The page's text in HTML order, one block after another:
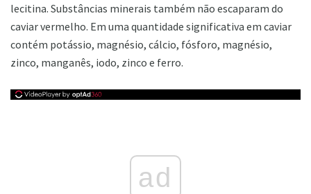
lecitina. Substâncias minerais também não escaparam do
caviar vermelho. Em uma quantidade significativa em caviar
contém potássio, magnésio, cálcio, fósforo, magnésio,
zinco, manganês, iodo, zinco e ferro.
ad